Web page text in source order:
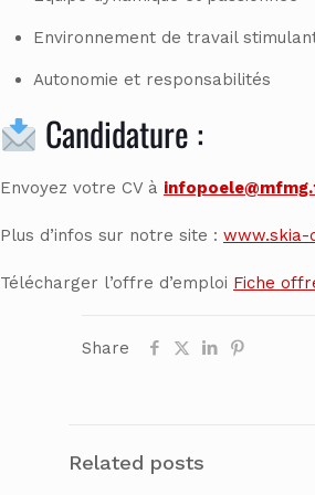
Environnement de travail
Autonomie et responsabilités
Candidature :
Envoyez votre CV à
Plus d’infos sur notre site : www.skia-
Télécharger l’offre d’emploi Fiche
Share
Related posts